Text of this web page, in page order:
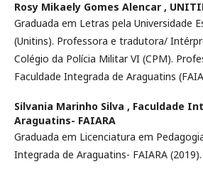
Rosy Mikaely Gomes Alencar ,
Graduada em Letras pela Universidade
(Unitins). Professora e tradutora/
Colégio da Polícia Militar VI (CPM).
Faculdade Integrada de Araguatins
Silvania Marinho Silva , Faculdade
Araguatins- FAIARA
Graduada em Licenciatura em
Integrada de Araguatins- FAIARA (2019).